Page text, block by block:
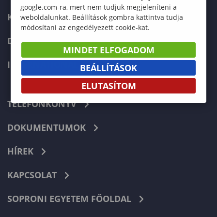
KÉPZÉSEK
DOKTORI ISKOLA
INTERNATIONAL
TELEFONKÖNYV
DOKUMENTUMOK
HÍREK
KAPCSOLAT
SOPRONI EGYETEM FŐOLDAL
google.com-ra, mert nem tudjuk megjeleníteni a
weboldalunkat. Beállítások gombra kattintva tudja
módosítani az engedélyezett cookie-kat.
MINDET ELFOGADOM
BEÁLLÍTÁSOK
ELUTASÍTOM